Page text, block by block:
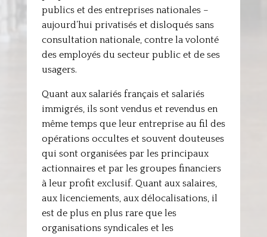
publics et des entreprises nationales –
aujourd’hui privatisés et disloqués sans
consultation nationale, contre la volonté
des employés du secteur public et de ses
usagers.
Quant aux salariés français et salariés
immigrés, ils sont vendus et revendus en
même temps que leur entreprise au fil des
opérations occultes et souvent douteuses
qui sont organisées par les principaux
actionnaires et par les groupes financiers
à leur profit exclusif. Quant aux salaires,
aux licenciements, aux délocalisations, il
est de plus en plus rare que les
organisations syndicales et les